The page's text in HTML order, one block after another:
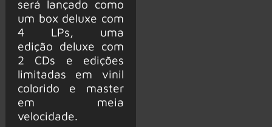
será lançado como
um box deluxe com
4 LPs, uma
edição deluxe com
2 CDs e edições
limitadas em vinil
colorido e master
em meia
velocidade.